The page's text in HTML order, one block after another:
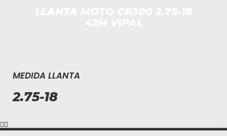
MEDIDA LLANTA
2.75-18